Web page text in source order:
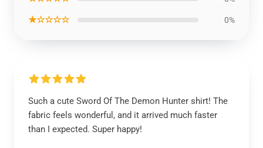
★☆☆☆☆ 0%
Such a cute Sword Of The Demon Hunter shirt! The
fabric feels wonderful, and it arrived much faster
than I expected. Super happy!